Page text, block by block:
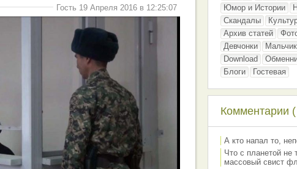
Гость 19 Апреля 2016 в 12:25:07
Юмор и Истории
Скандалы
Архив статей
Девчонки
Download
Блоги
Гостевая
Комментарии
А кто напал то,
Что с планетой не
массовый свист